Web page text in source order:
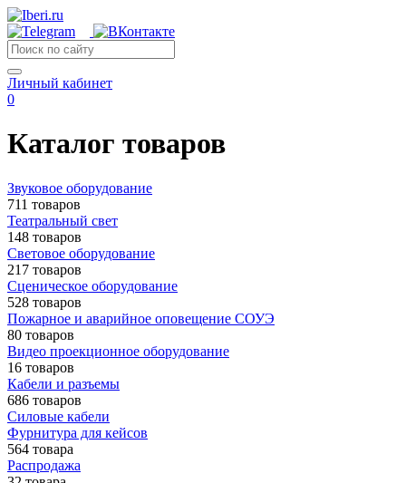
Личный кабинет
0
Каталог товаров
Звуковое оборудование
711 товаров
Театральный свет
148 товаров
Световое оборудование
217 товаров
Сценическое оборудование
528 товаров
Пожарное и аварийное оповещение СОУЭ
80 товаров
Видео проекционное оборудование
16 товаров
Кабели и разъемы
686 товаров
Силовые кабели
Фурнитура для кейсов
564 товара
Распродажа